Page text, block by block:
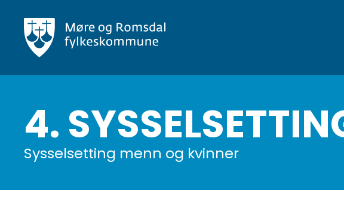
hovedinnhold
4.
Sysselsetting menn og kvinner